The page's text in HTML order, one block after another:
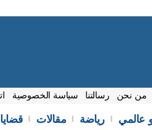
من نحن رسالتنا سياسة الخصوصية
عالمي رياضة مقالات قضايا